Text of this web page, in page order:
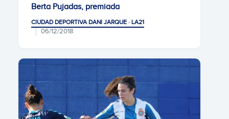
Berta Pujadas, premiada
CIUDAD DEPORTIVA DANI JARQUE · LA21
06/12/2018